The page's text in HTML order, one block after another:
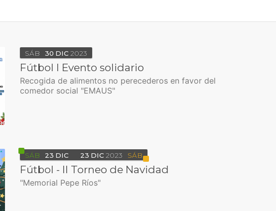
SÁB 30 DIC 2023
Fútbol I Evento solidario
Recogida de alimentos no perecederos en favor del
comedor social "EMAUS"
SÁB 23 DIC 23 DIC 2023 SÁB
Fútbol - II Torneo de Navidad
"Memorial Pepe Ríos"